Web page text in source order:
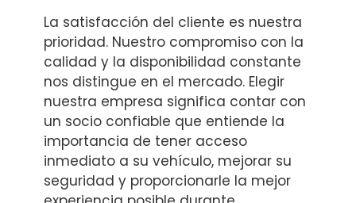
La satisfacción del cliente es nuestra
prioridad. Nuestro compromiso con la
calidad y la disponibilidad constante
nos distingue en el mercado. Elegir
nuestra empresa significa contar con
un socio confiable que entiende la
importancia de tener acceso
inmediato a su vehículo, mejorar su
seguridad y proporcionarle la mejor